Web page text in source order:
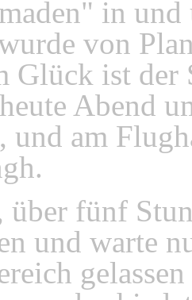
in
von
Glück ist der
Abend
und am
fünf
und warte